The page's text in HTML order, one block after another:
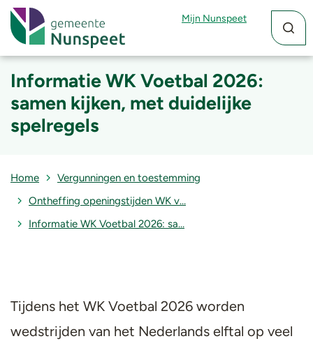
Mijn Nunspeet
Informatie WK Voetbal 2026:
samen kijken, met duidelijke
spelregels
Home
Vergunningen en toestemming
Ontheffing openingstijden WK v…
Informatie WK Voetbal 2026: sa…
Tijdens het WK Voetbal 2026 worden
wedstrijden van het Nederlands elftal op veel